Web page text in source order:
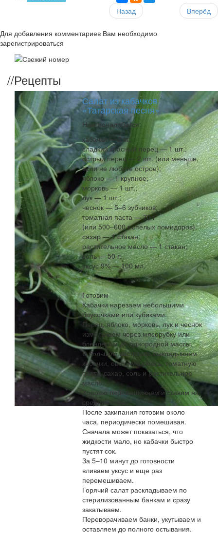
Назад Вперёд
Для добавления комментариев Вам необходимо
зарегистрироваться
//Рецепты
Салат из кабачков
«Татарская песня»
Нам понадобится:
кабачки — 2 кг;
сладкий красный перец — 1 шт.;
острый перец — 2 шт. (или меньше,
если не любите острое);
яблоко — 1 крупное;
морковь — 1 шт.;
лук — 1 шт.;
чеснок — 5–6 зубчиков;
томатная паста — 70 г
(или 500–600 г спелых помидоров);
сахар — 1 стакан;
растительное масло — 1 стакан;
соль — 50 г;
уксус 9% — 100 мл.
Готовим
Кабачки нарезаем небольшими
брусочками или кубиками.
Перец, яблоко, морковь, лук и чеснок
измельчаем через мясорубку или
блендером до однородной массы.
В большую кастрюлю выкладываем
кабачки, овощную смесь, томатную
пасту, сахар, соль и растительное
масло.
Хорошо перемешиваем и ставим на
средний огонь.
После закипания готовим около
часа, периодически помешивая.
Сначала может показаться, что
жидкости мало, но кабачки быстро
пустят сок.
За 5–10 минут до готовности
вливаем уксус и еще раз
перемешиваем.
Горячий салат раскладываем по
стерилизованным банкам и сразу
закатываем.
Переворачиваем банки, укутываем и
оставляем до полного остывания.